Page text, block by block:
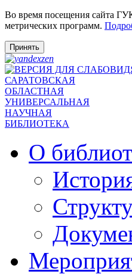
Во время посещения сайта
метрических программ.
Принять
САРАТОВСКАЯ
ОБЛАСТНАЯ
УНИВЕРСАЛЬНАЯ
НАУЧНАЯ
БИБЛИОТЕКА
О